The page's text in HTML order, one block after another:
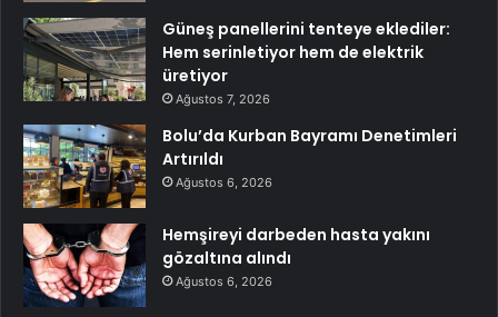
Güneş panellerini tenteye eklediler:
Hem serinletiyor hem de elektrik
üretiyor
Ağustos 7, 2026
Bolu’da Kurban Bayramı Denetimleri
Artırıldı
Ağustos 6, 2026
Hemşireyi darbeden hasta yakını
gözaltına alındı
Ağustos 6, 2026